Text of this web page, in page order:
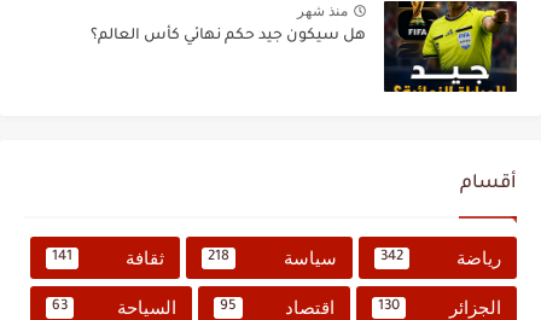
منذ شهر
هل سيكون جيد حكم نهائي كأس العالم؟
أقسام
رياضة 342 سياسة 218 ثقافة 141
الجزائر 130 اقتصاد 95 السياحة 63